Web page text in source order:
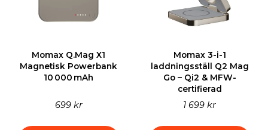
Momax Q.Mag X1
Magnetisk Powerbank
10 000 mAh
699 kr
Momax 3-i-1
laddningsställ Q2 Mag
Go – Qi2 & MFW-
certifierad
1 699 kr